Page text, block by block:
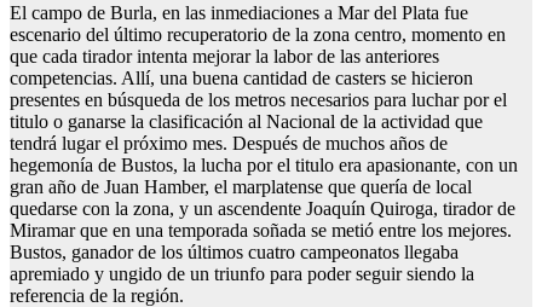
El campo de Burla, en las inmediaciones a Mar del Plata fue
escenario del último recuperatorio de la zona centro, momento en
que cada tirador intenta mejorar la labor de las anteriores
competencias. Allí, una buena cantidad de casters se hicieron
presentes en búsqueda de los metros necesarios para luchar por el
titulo o ganarse la clasificación al Nacional de la actividad que
tendrá lugar el próximo mes. Después de muchos años de
hegemonía de Bustos, la lucha por el titulo era apasionante, con un
gran año de Juan Hamber, el marplatense que quería de local
quedarse con la zona, y un ascendente Joaquín Quiroga, tirador de
Miramar que en una temporada soñada se metió entre los mejores.
Bustos, ganador de los últimos cuatro campeonatos llegaba
apremiado y ungido de un triunfo para poder seguir siendo la
referencia de la región.